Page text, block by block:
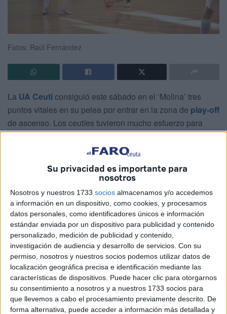
Su privacidad es importante para
nosotros
Nosotros y nuestros 1733 socios almacenamos y/o accedemos
a información en un dispositivo, como cookies, y procesamos
datos personales, como identificadores únicos e información
estándar enviada por un dispositivo para publicidad y contenido
personalizado, medición de publicidad y contenido,
investigación de audiencia y desarrollo de servicios. Con su
permiso, nosotros y nuestros socios podemos utilizar datos de
localización geográfica precisa e identificación mediante las
características de dispositivos. Puede hacer clic para otorgarnos
su consentimiento a nosotros y a nuestros 1733 socios para
que llevemos a cabo el procesamiento previamente descrito. De
forma alternativa, puede acceder a información más detallada y
Fotos: Raúl Fernández
La UA Ceutíconsiguió este sábado en el ‘Molina’ tres
puntos vitales en su pelea por entrar en la zona de play-off
de ascenso. Los ceutíes tuvieron mucho esfuerzo para
sumar el triunfo, pero lo consiguieron y siguen
acercándose a su objetivo.
El equipo de Tomás de Dios necesitaba ganar el partido
ante un rival directo. El Full Energía Zaragoza también se
la jugaba, así que iba a ser un partido entre dos equipos
que están peleando por entrar en play-off.
El conjunto caballa llegaba tocada tras la última
fuera decasa, por eso iba a darlo todo para sumar los tres
puntos. La victoria le aseguraba distanciar a un rival en la
lucha por entrar en la zona alta, así que desde el primer
minuto iba a estar metido en el choque.